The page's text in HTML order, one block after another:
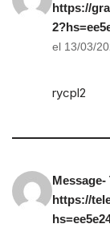
https://
el 13/03/
rycpl2
https://